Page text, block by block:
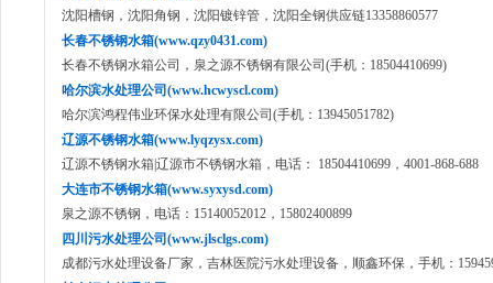
沈阳槽钢，沈阳角钢，沈阳镀锌管，沈阳全钢供应链13358860577
长春不锈钢水箱(www.qzy0431.com)
长春不锈钢水箱公司，泉之源不锈钢有限公司(手机：18504410699)
哈尔滨水处理公司(www.hcwyscl.com)
哈尔滨鸿程伟业环保水处理有限公司(手机：13945051782)
辽源不锈钢水箱(www.lyqzysx.com)
辽源不锈钢水箱|辽源市不锈钢水箱，电话： 18504410699，4001-868-688
大连市不锈钢水箱(www.syxysd.com)
泉之源不锈钢，电话：15140052012，15802400899
四川污水处理公司(www.jlsclgs.com)
成都污水处理设备厂家，吉林医院污水处理设备，顺鑫环保，手机：